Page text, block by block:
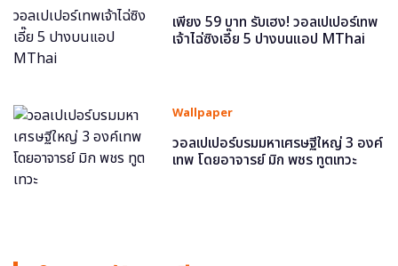
เพียง 59 บาท รับเฮง! วอลเปเปอร์เทพ
เจ้าไฉ่ซิงเอี๊ย 5 ปางบนแอป MThai
Wallpaper
วอลเปเปอร์บรมมหาเศรษฐีใหญ่ 3 องค์
เทพ โดยอาจารย์ มิก พชร ทูตเทวะ